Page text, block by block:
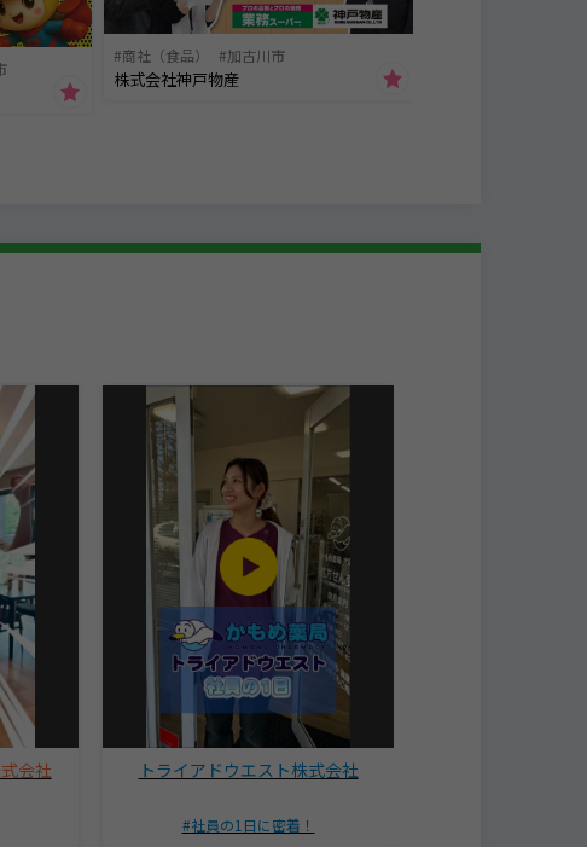
商社（食品） 加古川市
株式会社神戸物産
会社 トライアドウエスト株式会社
社員の1日に密着！